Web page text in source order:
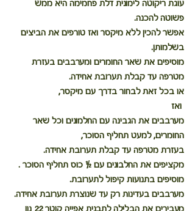
עוגת ריקוטה לימונית דלת פחמימה היא ממש
פשוטה להכנה.
אפשר להכין ללא מיקסר ואז טורפים את הביצים
בשלמותן.
מוסיפים את שאר החומרים ומערבבים בעזרת
מטרפה עד קבלת תערובת אחידה.
או בכל זאת לבחור בדרך עם מיקסר,
מערבבים את הגבינה עם החלמונים וכל שאר
החומרים, למעט תחליף הסוכר,
בעזרת מטרפה עד קבלת תערובת אחידה.
מקציפים את החלבונים עם ½ כוס תחליף הסוכר .
מוסיפים בתנועות קיפול לתערובת.
מערבבים בעדינות רק עד שנוצרת תערובת אחידה.
מעבירים את הבלילה לתבנית אפייה קוטר 22 נון